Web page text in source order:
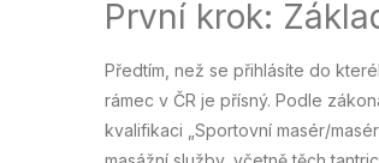
První krok:
Předtím, než se přihlásíte do
rámec v ČR je přísný. Podle
kvalifikaci „Sportovní masér/